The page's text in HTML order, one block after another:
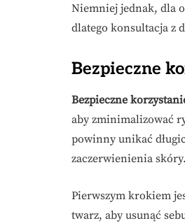
Niemniej jednak, dla
dlatego konsultacja z
Bezpieczne
Bezpieczne
aby zminimalizować
powinny unikać
zaczerwienienia skóry.
Pierwszym krokiem
twarz, aby usunąć